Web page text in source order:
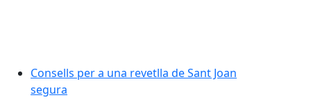
Consells per a una revetlla de Sant Joan
segura